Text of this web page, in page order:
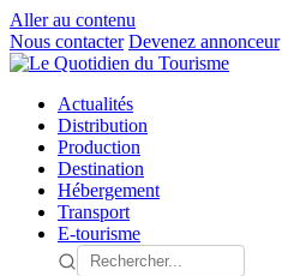
Aller au contenu
Nous contacter Devenez annonceur
Actualités
Distribution
Production
Destination
Hébergement
Transport
E-tourisme